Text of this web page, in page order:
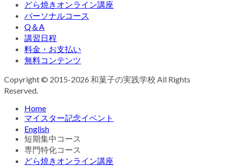
どら焼きオンライン講座
パーソナルコース
Q＆A
講習日程
料金・お支払い
無料コンテンツ
Copyright © 2015-2026 和菓子の実践学校 All Rights
Reserved.
Home
マイスター記念イベント
English
短期集中コース
専門特化コース
どら焼きオンライン講座